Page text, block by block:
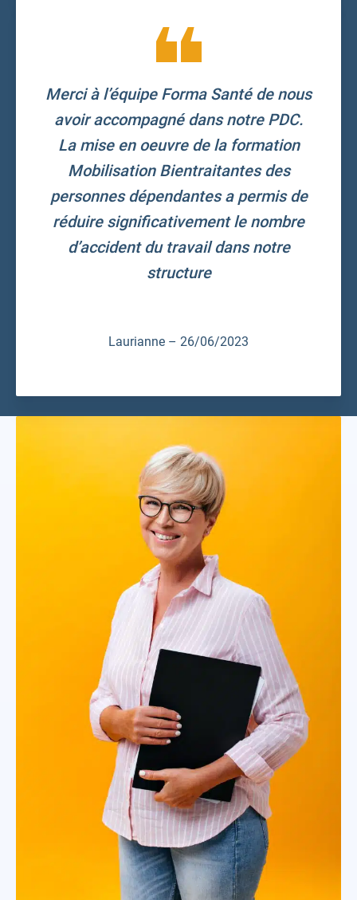
Merci à l’équipe Forma Santé de nous
avoir accompagné dans notre PDC.
La mise en oeuvre de la formation
Mobilisation Bientraitantes des
personnes dépendantes a permis de
réduire significativement le nombre
d’accident du travail dans notre
structure
Laurianne – 26/06/2023